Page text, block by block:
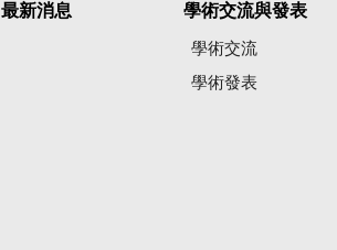
最新消息 學術交流與發表
學術交流
學術發表